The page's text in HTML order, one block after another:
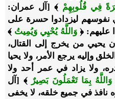
فِي قُلُوبِهِمْ ﴾ [آل عمران:
نفوسهم ليزدادوا حسرة على
عليهم: ﴿ وَاللَّهُ يُحْيِي وَيُمِيتُ ﴾
على أن يحيي من يخرج إلى القتال،
وإليه يرجع الأمر، ولا يحيا
ولا يزاد في عمر أحد ولا
وَاللَّهُ بِمَا تَعْمَلُونَ بَصِيرٌ ﴾ [آل
وبصره نافذ في جميع خلقه، لا يخفى